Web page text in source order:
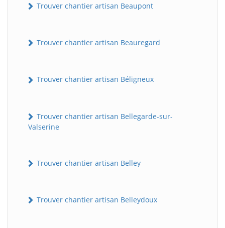
Trouver chantier artisan Beaupont
Trouver chantier artisan Beauregard
Trouver chantier artisan Béligneux
Trouver chantier artisan Bellegarde-sur-
Valserine
Trouver chantier artisan Belley
Trouver chantier artisan Belleydoux